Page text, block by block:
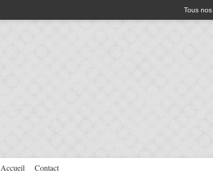
Tous
Accueil Contact